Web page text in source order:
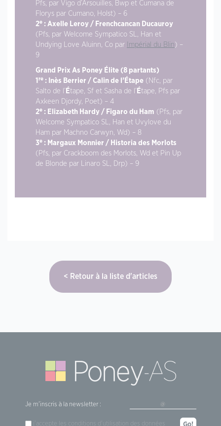
Pfs, par Vigo d’Arsouilles, Bwp et Cumana de
Florys par Cumano, Holst) – 6
2e : Axelle Leroy / Frenchcancan Ducauroy
(Pfs, par Welcome Sympatico SL, Han et
Undying Love Aluinn, Co par Impérial du Blin) –
9
Grand Prix As Poney Élite (8 partants)
1 re : Inès Berrier / Calin de l’Étape (Nfc, par
Salto de l’ Étape, Sf et Sasha de l’ Étape, Pfs par
Axkeen Djordy, Poet) – 4
2e : Elizabeth Hardy / Figaro du Ham (Pfs, par
Welcome Sympatico SL, Han et Uvylove du
Ham par Machno Carwyn, Wd) – 8
3e : Margaux Monnier / Historia des Morlots
(Pfs, par Crackboom des Morlots, Wd et Pin Up
de Blonde par Linaro SL, Drp) – 9
Retour à la liste d'articles
Je m'inscris à la newsletter :
j'accepte les conditions d'utilisation des données Go!